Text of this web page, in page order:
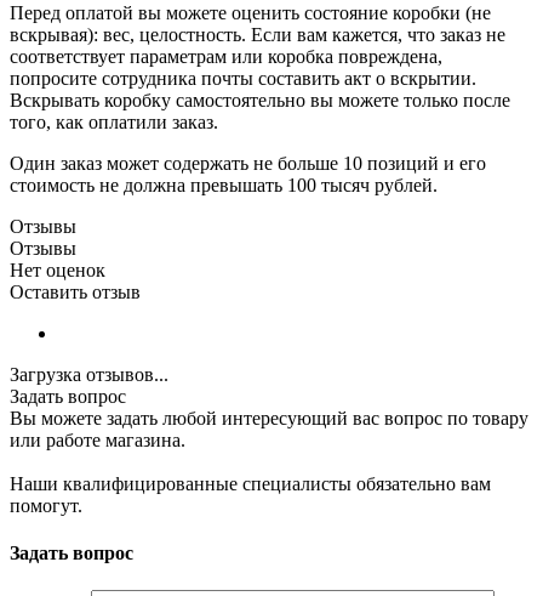
Перед оплатой вы можете оценить состояние коробки (не
вскрывая): вес, целостность. Если вам кажется, что заказ не
соответствует параметрам или коробка повреждена,
попросите сотрудника почты составить акт о вскрытии.
Вскрывать коробку самостоятельно вы можете только после
того, как оплатили заказ.
Один заказ может содержать не больше 10 позиций и его
стоимость не должна превышать 100 тысяч рублей.
Отзывы
Отзывы
Нет оценок
Оставить отзыв
Загрузка отзывов...
Задать вопрос
Вы можете задать любой интересующий вас вопрос по товару
или работе магазина.
Наши квалифицированные специалисты обязательно вам
помогут.
Задать вопрос